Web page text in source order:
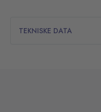
TEKNISKE DATA